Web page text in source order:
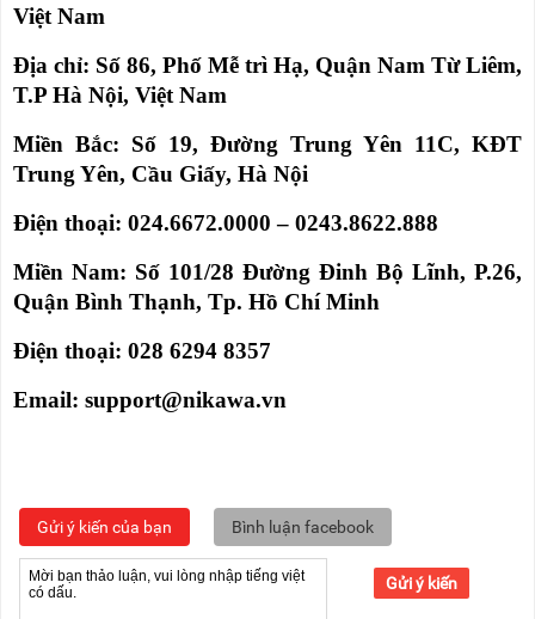
Việt Nam
Địa chỉ: Số 86, Phố Mễ trì Hạ, Quận Nam Từ Liêm,
T.P Hà Nội, Việt Nam
Miền Bắc: Số 19, Đường Trung Yên 11C, KĐT
Trung Yên, Cầu Giấy, Hà Nội
Điện thoại: 024.6672.0000 – 0243.8622.888
Miền Nam: Số 101/28 Đường Đinh Bộ Lĩnh, P.26,
Quận Bình Thạnh, Tp. Hồ Chí Minh
Điện thoại: 028 6294 8357
Email: support@nikawa.vn
Gửi ý kiến của bạn Bình luận facebook
Gửi ý kiến